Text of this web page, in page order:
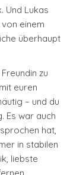
Und Lukas
einem
überhaupt
zu
euren
– und du
Es war auch
hat,
in stabilen
liebste